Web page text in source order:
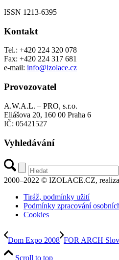
ISSN 1213-6395
Kontakt
Tel.: +420 224 320 078
Fax: +420 224 317 681
e-mail: info@izolace.cz
Provozovatel
A.W.A.L. – PRO, s.r.o.
Eliášova 20, 160 00 Praha 6
IČ: 05421527
Vyhledávání
2000–2022 © IZOLACE.CZ,
Tiráž, podmínky užití
Podmínky zpracování
Cookies
Dom Expo 2008 FOR ARCH
Scroll to top